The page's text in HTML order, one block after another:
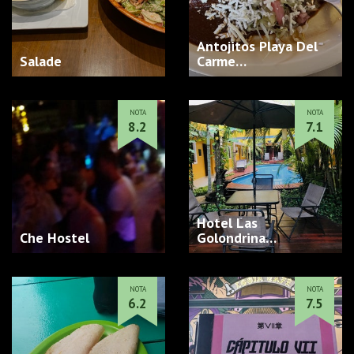
Salade
Antojitos Playa Del
Carme…
Che Hostel
NOTA
8.2
Hotel Las
Golondrina…
NOTA
7.1
NOTA
6.2
NOTA
7.5